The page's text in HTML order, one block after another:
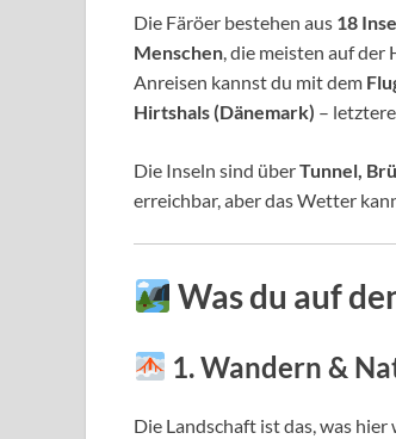
Die Färöer bestehen aus 18
Menschen, die meisten auf der
Anreisen kannst du mit dem
Hirtshals (Dänemark) –
Die Inseln sind überTunnel,
erreichbar, aber das Wetter
Was du auf
1. Wandern &
Die Landschaft ist das, was